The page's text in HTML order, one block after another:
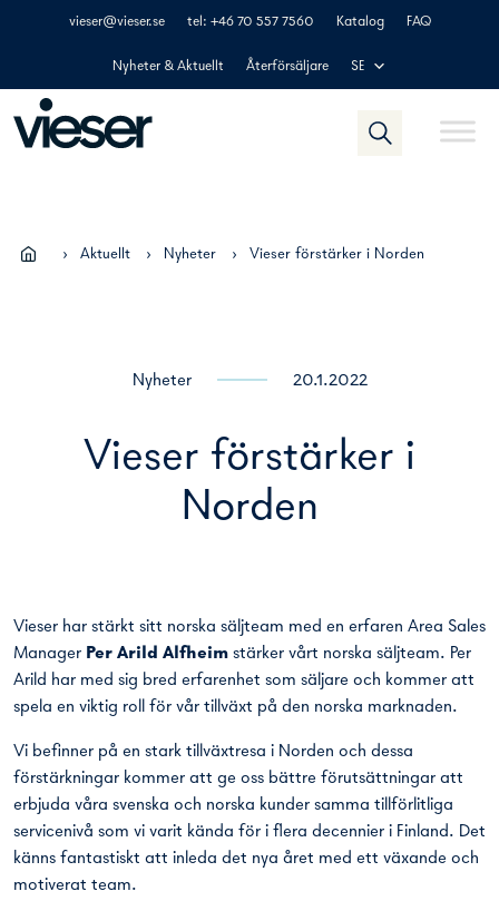
vieser@vieser.se tel: +46 70 557 7560 Katalog FAQ
Nyheter & Aktuellt Återförsäljare SE
› Aktuellt › Nyheter › Vieser förstärker i Norden
Nyheter 20.1.2022
Vieser förstärker i
Norden
Vieser har stärkt sitt norska säljteam med en erfaren Area Sales
Manager Per Arild Alfheim stärker vårt norska säljteam. Per
Arild har med sig bred erfarenhet som säljare och kommer att
spela en viktig roll för vår tillväxt på den norska marknaden.
Vi befinner på en stark tillväxtresa i Norden och dessa
förstärkningar kommer att ge oss bättre förutsättningar att
erbjuda våra svenska och norska kunder samma tillförlitliga
servicenivå som vi varit kända för i flera decennier i Finland. Det
känns fantastiskt att inleda det nya året med ett växande och
motiverat team.